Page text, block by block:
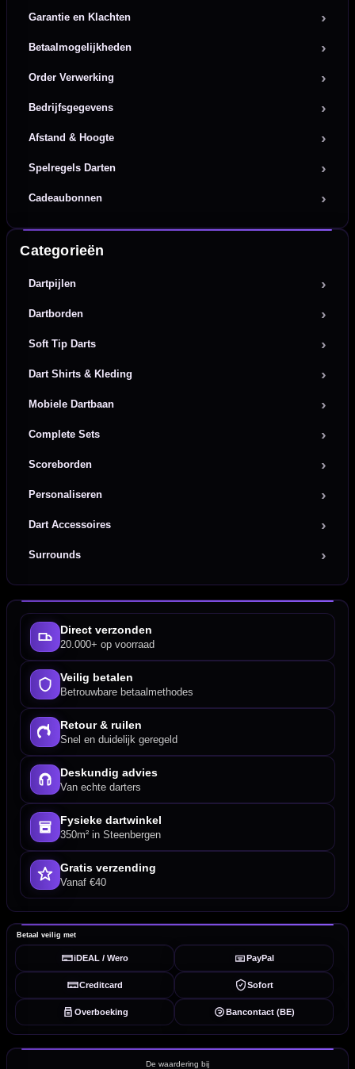
Garantie en Klachten
Betaalmogelijkheden
Order Verwerking
Bedrijfsgegevens
Afstand & Hoogte
Spelregels Darten
Cadeaubonnen
Categorieën
Dartpijlen
Dartborden
Soft Tip Darts
Dart Shirts & Kleding
Mobiele Dartbaan
Complete Sets
Scoreborden
Personaliseren
Dart Accessoires
Surrounds
Direct verzonden
20.000+ op voorraad
Veilig betalen
Betrouwbare betaalmethodes
Retour & ruilen
Snel en duidelijk geregeld
Deskundig advies
Van echte darters
Fysieke dartwinkel
350m² in Steenbergen
Gratis verzending
Vanaf €40
Betaal veilig met
iDEAL / Wero PayPal
Creditcard Sofort
Overboeking Bancontact (BE)
De waardering bij